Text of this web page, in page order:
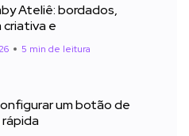
Ateliê: bordados,
e
5 min de leitura
um botão de